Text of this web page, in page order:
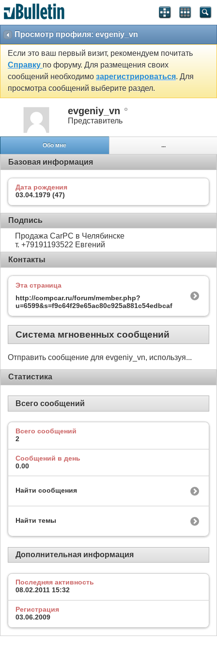
Просмотр профиля: evgeniy_vn
Если это ваш первый визит, рекомендуем почитать
Справку по форуму. Для размещения своих
сообщений необходимо зарегистрироваться. Для
просмотра сообщений выберите раздел.
evgeniy_vn
Представитель
Обо мне ...
Базовая информация
Дата рождения
03.04.1979 (47)
Подпись
Продажа CarPC в Челябинске
т. +79191193522 Евгений
Контакты
Эта страница
http://compcar.ru/forum/member.php?
u=6599&s=f9c64f29e65ac80c925a881c54edbcaf
Система мгновенных сообщений
Отправить сообщение для evgeniy_vn, используя...
Статистика
Всего сообщений
Всего сообщений
2
Сообщений в день
0.00
Найти сообщения
Найти темы
Дополнительная информация
Последняя активность
08.02.2011 15:32
Регистрация
03.06.2009